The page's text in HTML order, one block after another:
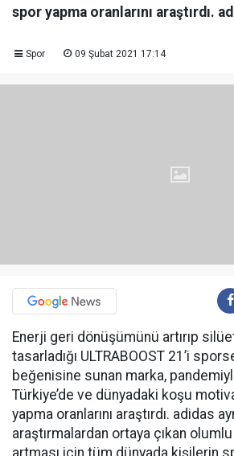
spor yapma oranlarını araştırdı.
Spor 09 Şubat 2021 17:14
Enerji geri dönüşümünü artırıp
tasarladığı ULTRABOOST 21’i
beğenisine sunan marka,
Türkiye’de ve dünyadaki koşu
yapma oranlarını araştırdı. adidas
araştırmalardan ortaya çıkan
artması için tüm dünyada kişilerin